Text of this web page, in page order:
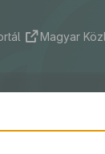
Magyar
12.)